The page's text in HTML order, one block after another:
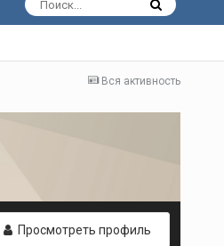
Вся активность
Просмотреть профиль